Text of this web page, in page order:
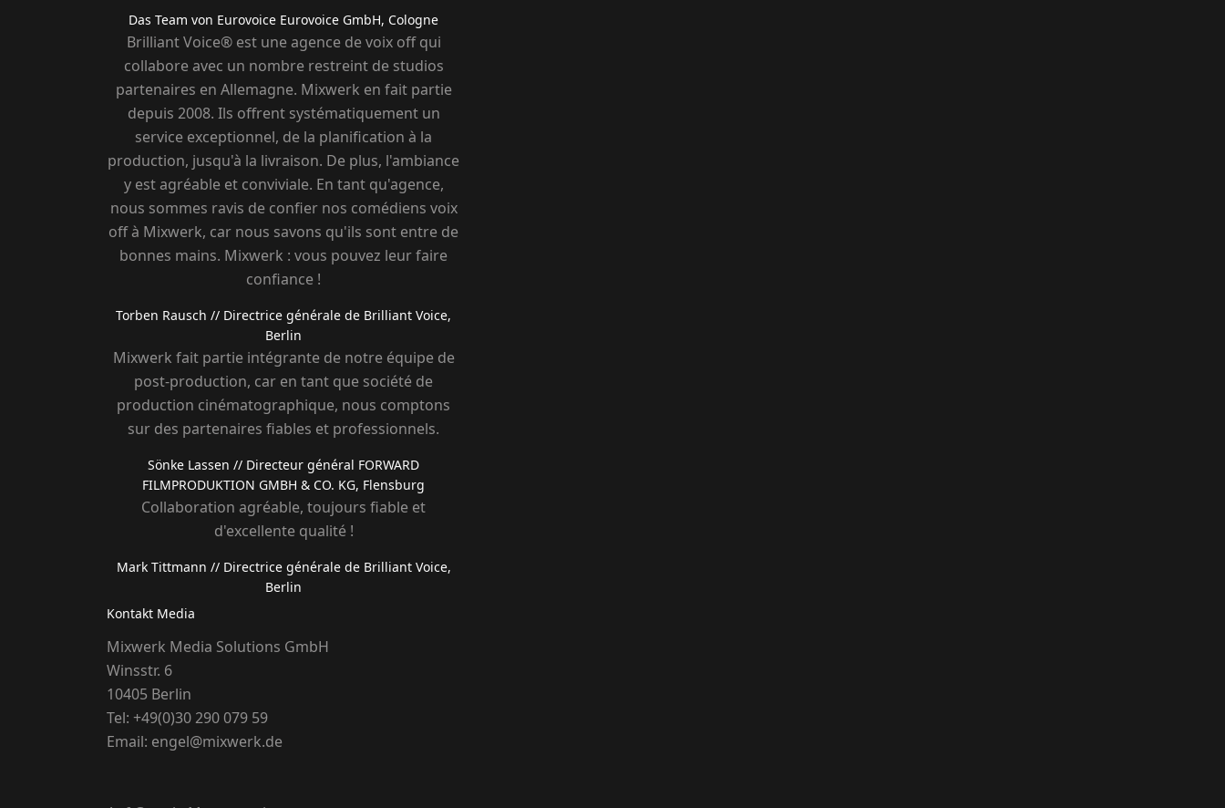
Das Team von Eurovoice Eurovoice GmbH, Cologne
Brilliant Voice® est une agence de voix off qui
collabore avec un nombre restreint de studios
partenaires en Allemagne. Mixwerk en fait partie
depuis 2008. Ils offrent systématiquement un
service exceptionnel, de la planification à la
production, jusqu'à la livraison. De plus, l'ambiance
y est agréable et conviviale. En tant qu'agence,
nous sommes ravis de confier nos comédiens voix
off à Mixwerk, car nous savons qu'ils sont entre de
bonnes mains. Mixwerk : vous pouvez leur faire
confiance !
Torben Rausch // Directrice générale de Brilliant Voice,
Berlin
Mixwerk fait partie intégrante de notre équipe de
post-production, car en tant que société de
production cinématographique, nous comptons
sur des partenaires fiables et professionnels.
Sönke Lassen // Directeur général FORWARD
FILMPRODUKTION GMBH & CO. KG, Flensburg
Collaboration agréable, toujours fiable et
d'excellente qualité !
Mark Tittmann // Directrice générale de Brilliant Voice,
Berlin
Kontakt Media
Mixwerk Media Solutions GmbH
Winsstr. 6
10405 Berlin
Tel: +49(0)30 290 079 59
Email: engel@mixwerk.de